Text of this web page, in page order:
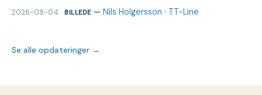
2026-08-04 BILLEDE— Nils Holgersson · TT-Line
Se alle opdateringer →